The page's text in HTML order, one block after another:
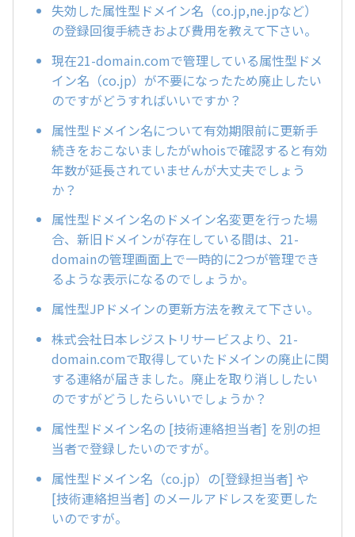
失効した属性型ドメイン名（co.jp,ne.jpなど）
の登録回復手続きおよび費用を教えて下さい。
現在21-domain.comで管理している属性型ドメ
イン名（co.jp）が不要になったため廃止したい
のですがどうすればいいですか？
属性型ドメイン名について有効期限前に更新手
続きをおこないましたがwhoisで確認すると有効
年数が延長されていませんが大丈夫でしょう
か？
属性型ドメイン名のドメイン名変更を行った場
合、新旧ドメインが存在している間は、21-
domainの管理画面上で一時的に2つが管理でき
るような表示になるのでしょうか。
属性型JPドメインの更新方法を教えて下さい。
株式会社日本レジストリサービスより、21-
domain.comで取得していたドメインの廃止に関
する連絡が届きました。廃止を取り消ししたい
のですがどうしたらいいでしょうか？
属性型ドメイン名の [技術連絡担当者] を別の担
当者で登録したいのですが。
属性型ドメイン名（co.jp）の[登録担当者] や
[技術連絡担当者] のメールアドレスを変更した
いのですが。